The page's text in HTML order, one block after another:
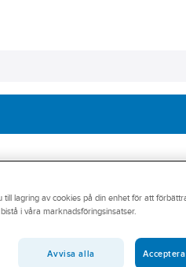
Säckhållare Z
SÄCKHÅLLARE Z VÄGG
299890
Lev. artikelnr:
1012067
lagring av cookies på din enhet för att
i våra marknadsföringsinsatser.
Avvisa alla